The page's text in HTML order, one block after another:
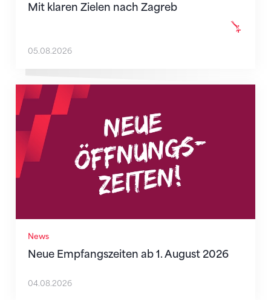
Mit klaren Zielen nach Zagreb
05.08.2026
News
Neue Empfangszeiten ab 1. August 2026
Neue Empfangszeiten ab 1. August 2026
04.08.2026